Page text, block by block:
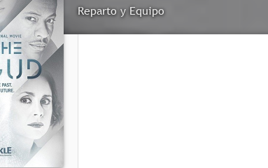
Reparto y Equipo